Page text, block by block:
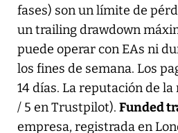
fases) son un límite de
un trailing drawdown
puede operar con EAs ni
los fines de semana. Los
14 días. La reputación de la
/ 5 en Trustpilot). Funded
empresa, registrada en